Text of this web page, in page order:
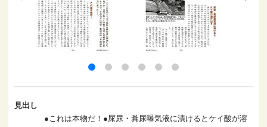
見出し
●これは本物だ！●屎尿・糞尿曝気液に漬けるとケイ酸が溶